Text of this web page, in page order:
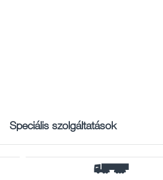
Speciális szolgáltatások